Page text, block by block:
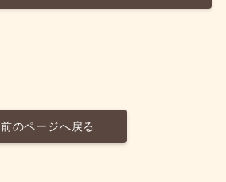
前のページへ戻る